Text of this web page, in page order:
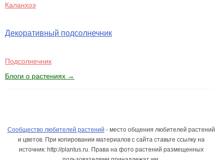
Каланхоэ
Декоративный подсолнечник
Подсолнечник
Блоги о растениях →
Сообщество любителей растений - место общения любителей растений
и цветов. При копировании материалов с сайта ставьте ссылку на
источник: http://plantus.ru. Права на фото растений размещенных